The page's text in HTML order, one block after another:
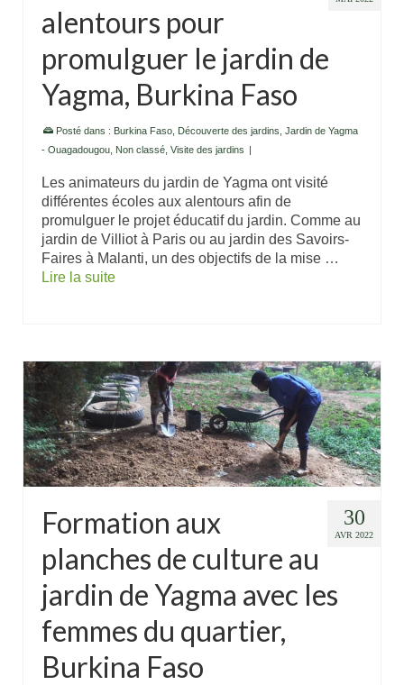
alentours pour
promulguer le jardin de
Yagma, Burkina Faso
Posté dans : Burkina Faso Découverte des jardins Jardin de Yagma
- Ouagadougou Non classé Visite des jardins |
Les animateurs du jardin de Yagma ont visité
différentes écoles aux alentours afin de
promulguer le projet éducatif du jardin. Comme au
jardin de Villiot à Paris ou au jardin des Savoirs-
Faires à Malanti, un des objectifs de la mise …
Lire la suite
30
AVR 2022
Formation aux
planches de culture au
jardin de Yagma avec les
femmes du quartier,
Burkina Faso